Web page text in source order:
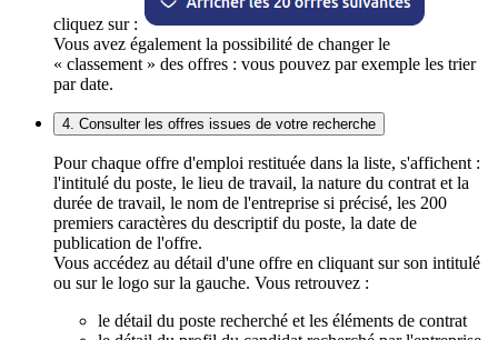
cliquez sur :
Vous avez également la possibilité de changer le
« classement » des offres : vous pouvez par exemple les trier
par date.
4. Consulter les offres issues de votre recherche
Pour chaque offre d'emploi restituée dans la liste, s'affichent :
l'intitulé du poste, le lieu de travail, la nature du contrat et la
durée de travail, le nom de l'entreprise si précisé, les 200
premiers caractères du descriptif du poste, la date de
publication de l'offre.
Vous accédez au détail d'une offre en cliquant sur son intitulé
ou sur le logo sur la gauche. Vous retrouvez :
le détail du poste recherché et les éléments de contrat